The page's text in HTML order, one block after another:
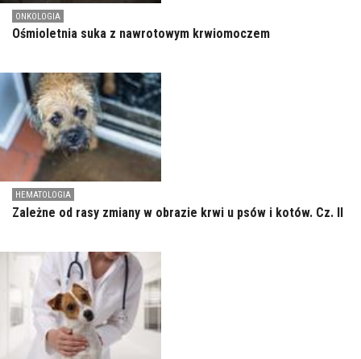
ONKOLOGIA
Ośmioletnia suka z nawrotowym krwiomoczem
HEMATOLOGIA
Zależne od rasy zmiany w obrazie krwi u psów i kotów. Cz. II